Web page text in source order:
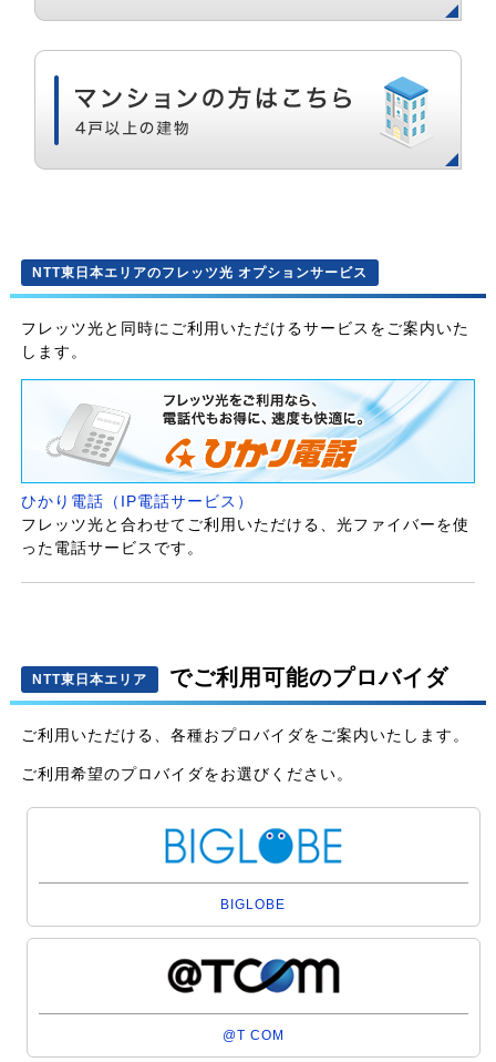
NTT東日本エリアのフレッツ光 オプションサービス
フレッツ光と同時にご利用いただけるサービスをご案内いた
します。
ひかり電話（IP電話サービス）
フレッツ光と合わせてご利用いただける、光ファイバーを使
った電話サービスです。
NTT東日本エリア でご利用可能のプロバイダ
ご利用いただける、各種おプロバイダをご案内いたします。
ご利用希望のプロバイダをお選びください。
BIGLOBE
@T COM